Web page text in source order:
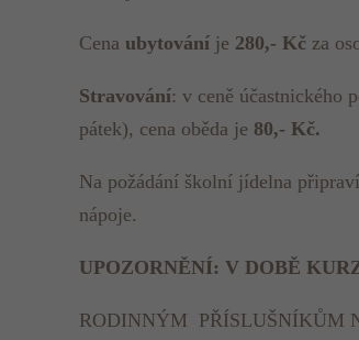
Cena ubytování je 280,- Kč za
Stravování: v ceně účastnického
pátek), cena oběda je 80,- Kč.
Na požádání školní jídelna
nápoje.
UPOZORNĚNÍ: V DOBĚ
RODINNÝM PŘÍSLUŠNÍKŮM